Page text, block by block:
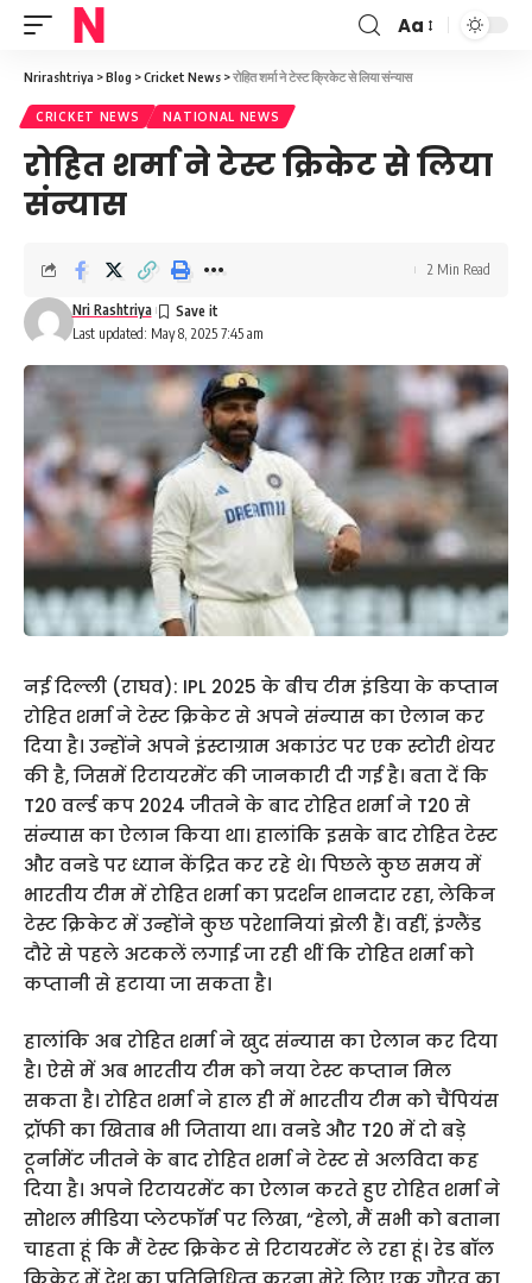
Font
Resizer
Aa
Nrirashtriya >Blog >Cricket News >रोहित शर्मा ने टेस्ट क्रिकेट से लिया संन्यास
CRICKET NEWS NATIONAL NEWS
रोहित शर्मा ने टेस्ट क्रिकेट से लिया
संन्यास
Last updated: May 8, 2025 7:45 am
Nri Rashtriya
2 Min Read
नई दिल्ली (राघव): IPL 2025 के बीच टीम इंडिया के कप्तान
रोहित शर्मा ने टेस्ट क्रिकेट से अपने संन्यास का ऐलान कर
दिया है। उन्होंने अपने इंस्टाग्राम अकाउंट पर एक स्टोरी शेयर
की है, जिसमें रिटायरमेंट की जानकारी दी गई है। बता दें कि
T20 वर्ल्ड कप 2024 जीतने के बाद रोहित शर्मा ने T20 से
संन्यास का ऐलान किया था। हालांकि इसके बाद रोहित टेस्ट
और वनडे पर ध्यान केंद्रित कर रहे थे। पिछले कुछ समय में
भारतीय टीम में रोहित शर्मा का प्रदर्शन शानदार रहा, लेकिन
टेस्ट क्रिकेट में उन्होंने कुछ परेशानियां झेली हैं। वहीं, इंग्लैंड
दौरे से पहले अटकलें लगाई जा रही थीं कि रोहित शर्मा को
कप्तानी से हटाया जा सकता है।
हालांकि अब रोहित शर्मा ने खुद संन्यास का ऐलान कर दिया
है। ऐसे में अब भारतीय टीम को नया टेस्ट कप्तान मिल
सकता है। रोहित शर्मा ने हाल ही में भारतीय टीम को चैंपियंस
ट्रॉफी का खिताब भी जिताया था। वनडे और T20 में दो बड़े
टूर्नामेंट जीतने के बाद रोहित शर्मा ने टेस्ट से अलविदा कह
दिया है। अपने रिटायरमेंट का ऐलान करते हुए रोहित शर्मा ने
सोशल मीडिया प्लेटफॉर्म पर लिखा, “हेलो, मैं सभी को बताना
चाहता हूं कि मैं टेस्ट क्रिकेट से रिटायरमेंट ले रहा हूं। रेड बॉल